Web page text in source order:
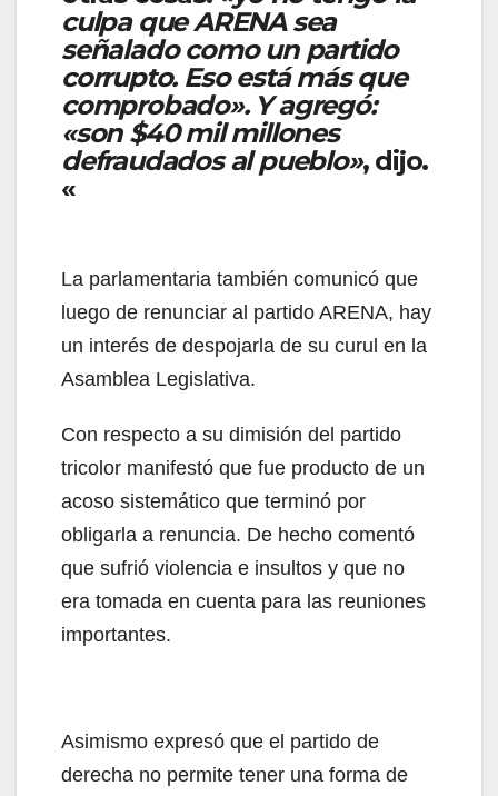
culpa que ARENA sea
señalado como un partido
corrupto. Eso está más que
comprobado». Y agregó:
«son $40 mil millones
defraudados al pueblo», dijo.
«
La parlamentaria también comunicó que
luego de renunciar al partido ARENA, hay
un interés de despojarla de su curul en la
Asamblea Legislativa.
Con respecto a su dimisión del partido
tricolor manifestó que fue producto de un
acoso sistemático que terminó por
obligarla a renuncia. De hecho comentó
que sufrió violencia e insultos y que no
era tomada en cuenta para las reuniones
importantes.
Asimismo expresó que el partido de
derecha no permite tener una forma de